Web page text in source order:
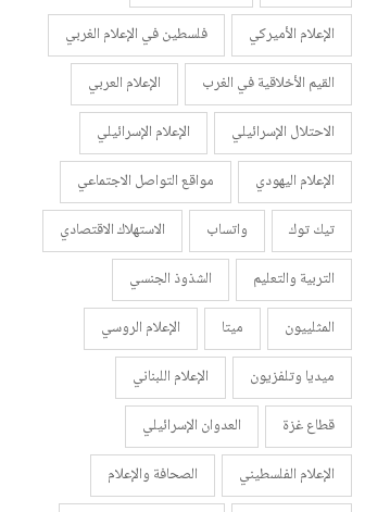
الإعلام الأميركي
فلسطين في الإعلام الغربي
القيم الأخلاقية في الغرب
الإعلام العربي
الاحتلال الإسرائيلي
الإعلام الإسرائيلي
الإعلام اليهودي
مواقع التواصل الاجتماعي
تيك توك
واتساب
الاستهلاك الاقتصادي
التربية والتعليم
الشذوذ الجنسي
المثلييون
ميتا
الإعلام الروسي
ميديا وتلفزيون
الإعلام اللبناني
قطاع غزة
العدوان الإسرائيلي
الإعلام الفلسطيني
الصحافة والإعلام